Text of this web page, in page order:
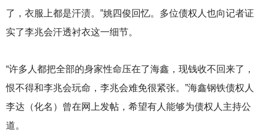
了，衣服上都是汗渍。”姚四俊回忆。多位债权人也向记者证
实了李兆会汗透衬衣这一细节。
“许多人都把全部的身家性命压在了海鑫，现钱收不回来了，
恨不得和李兆会玩命，李兆会难免很紧张。”海鑫钢铁债权人
李达（化名）曾在网上发帖，希望有人能够为债权人主持公
道。